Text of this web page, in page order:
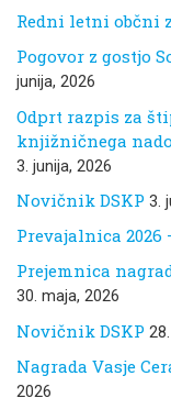
Redni letni občni
Pogovor z gostjo
junija, 2026
Odprt razpis za
knjižničnega
3. junija, 2026
Novičnik DSKP 3.
Prevajalnica
Prejemnica
30. maja, 2026
Novičnik DSKP
Nagrada Vasje
2026